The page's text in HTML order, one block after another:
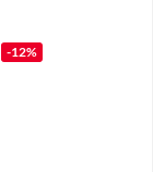
-12%